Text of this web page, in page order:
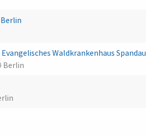
Waldkrankenhaus Spandau
Berlin